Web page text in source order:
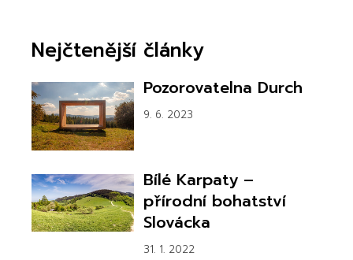
Nejčtenější články
Pozorovatelna Durch
9. 6. 2023
Bílé Karpaty –
přírodní bohatství
Slovácka
31. 1. 2022